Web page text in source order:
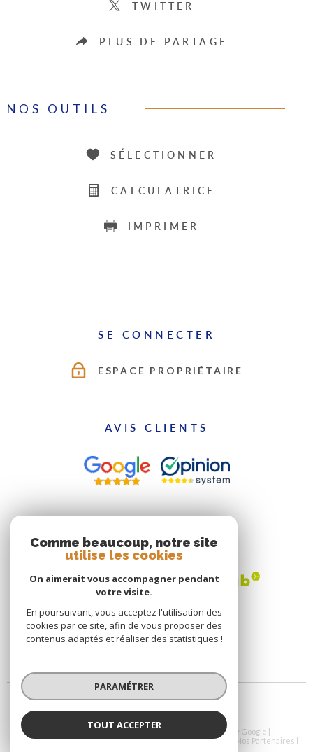
TWITTER
PLUS DE PARTAGE
NOS OUTILS
SÉLECTIONNER
CALCULATRICE
IMPRIMER
SE CONNECTER
ESPACE PROPRIÉTAIRE
AVIS CLIENTS
ADHÉRENTS
© 2026 | Tous droits réservés | Traduction powered by Google |
Nos Honoraires
Plan Du Site Mentions Légales Admin
Nos Partenaires
Comme beaucoup, notre site
utilise les cookies
On aimerait vous accompagner pendant
votre visite.
En poursuivant, vous acceptez l'utilisation des
cookies par ce site, afin de vous proposer des
contenus adaptés et réaliser des statistiques !
PARAMÉTRER
TOUT ACCEPTER